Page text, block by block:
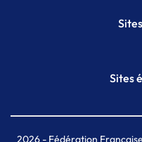
Sites
MAIF
2026- Fédération